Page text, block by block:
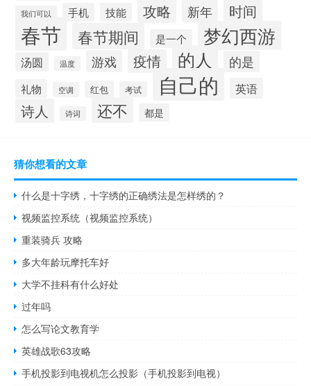
我们可以 手机 技能 攻略 新年 时间
春节 春节期间 是一个 梦幻西游
汤圆 温度 游戏 疫情 的人 的是
礼物 空调 红包 考试 自己的 英语
诗人 诗词 还不 都是
猜你想看的文章
什么是十字绣，十字绣的正确绣法是怎样绣的？
视频监控系统（视频监控系统）
重装骑兵 攻略
多大年龄玩摩托车好
大学不挂科有什么好处
过年吗
怎么写论文教育学
英雄战歌63攻略
手机投影到电视机怎么投影（手机投影到电视）